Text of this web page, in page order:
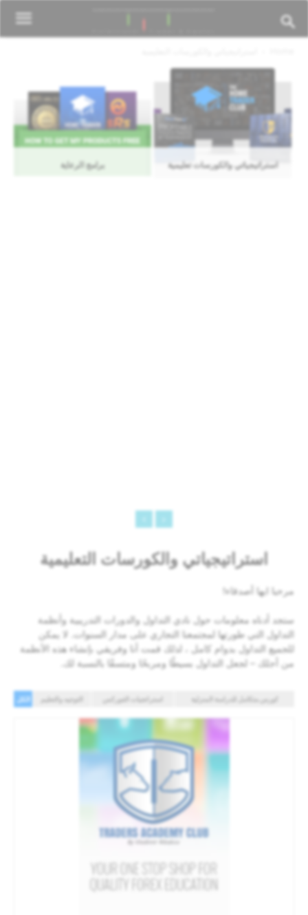
برامج الرعاية استراتيجياتي والكورسات تعليمية
استراتيجياتي والكورسات التعليمية
مرحبا ايها أصدقاء!
ستجد أدناه معلومات حول نادي التداول والدورات التدريبية وأنظمة
التداول التي طورتها لمجتمعنا التجاري على مدار السنوات. لا يمكن
للجميع التداول بدوام كامل ، لذلك قمت أنا وفريقي بإنشاء هذه الأنظمة
من أجلك – لجعل التداول بسيطًا ومربحًا ومتسقًا بالنسبة لك.
الكل التوجيه والتعليم استراتجيات الفوركس كورس متكامل للدراسة المنزلية